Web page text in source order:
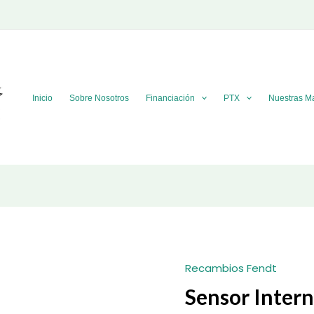
Inicio Sobre Nosotros Financiación PTX Nuestras
Recambios Fendt
Sensor